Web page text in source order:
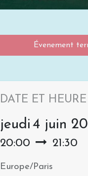
Évenement
DATE ET HEURE
jeudi 4 juin
20:00 21:30
Europe/Paris